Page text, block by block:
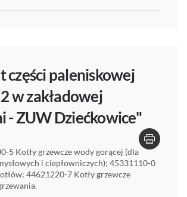
części paleniskowej
w zakładowej
- ZUW Dziećkowice"
5 Kotły grzewcze wody gorącej (dla
i ciepłowniczych); 45331110-0
44621220-7 Kotły grzewcze